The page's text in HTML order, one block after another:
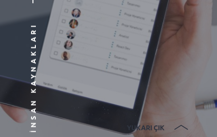
İNSAN KAYNAKLARI YUKARI ÇIK